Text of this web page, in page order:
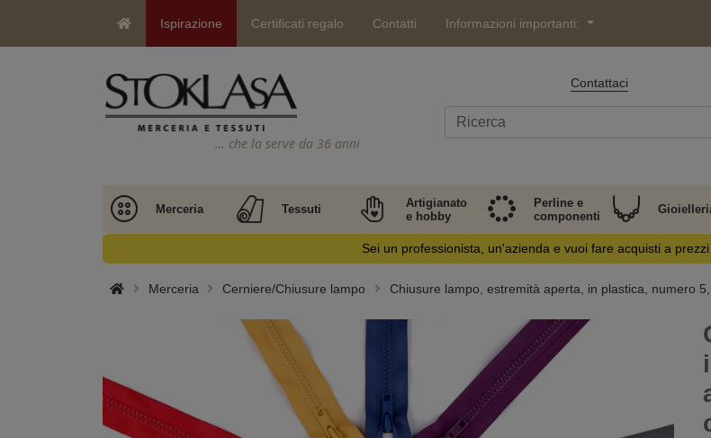
Ispirazione Certificati regalo Contatti Informazioni importanti:
… che la serve da 36 anni
Contattaci
Merceria Tessuti
Artigianato
e hobby
Perline e
componenti
Sei un professionista, un'azienda e vuoi fare acquisti a
Merceria Cerniere/Chiusure lampo Chiusure lampo, estremità aperta, in plastica, numero